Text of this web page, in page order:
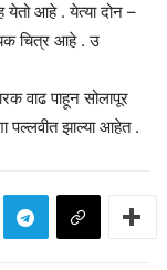
येतो आहे . येत्या दोन –
चित्र आहे . उ
वाढ पाहून सोलापूर
पल्लवीत झाल्या आहेत .